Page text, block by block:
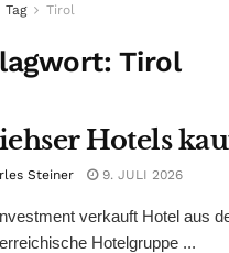
Tag Tirol
Tirol
Hotels
Steiner 9. JULI 2026
verkauft Hotel aus
Hotelgruppe ...